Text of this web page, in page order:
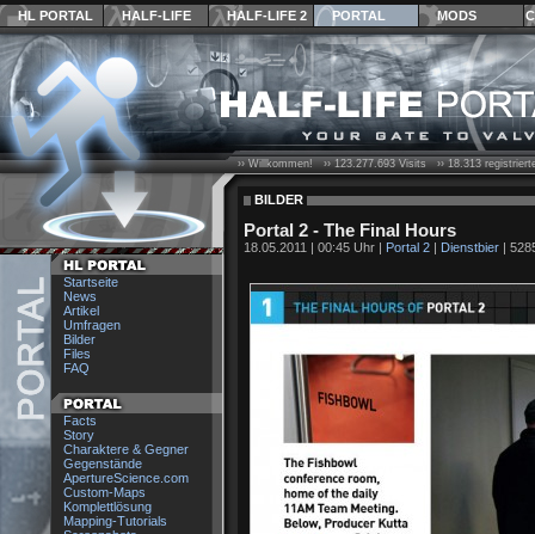
HL PORTAL HALF-LIFE HALF-LIFE 2 PORTAL MODS
Startseite
News
Artikel
Umfragen
Bilder
Files
FAQ
Facts
Story
Charaktere & Gegner
Gegenstände
ApertureScience.com
Custom-Maps
Komplettlösung
Mapping-Tutorials
›› Willkommen! ››123.277.693Visits ››18.313
BILDER
Portal 2 - The Final Hours
18.05.2011 | 00:45 Uhr | Portal 2 | Dienstbier |